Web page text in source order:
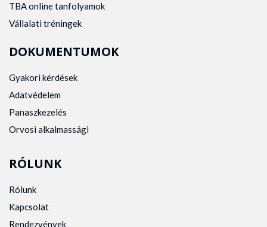
TBA online tanfolyamok
Vállalati tréningek
DOKUMENTUMOK
Gyakori kérdések
Adatvédelem
Panaszkezelés
Orvosi alkalmassági
RÓLUNK
Rólunk
Kapcsolat
Rendezvények